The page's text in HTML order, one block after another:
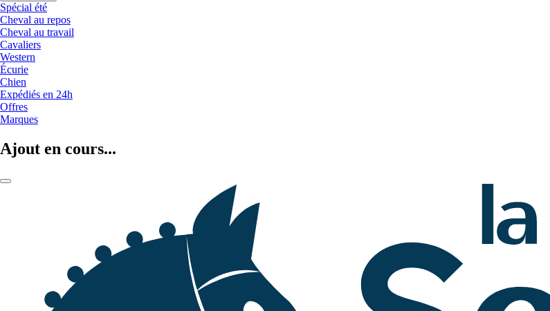
Spécial été
Cheval au repos
Cheval au travail
Cavaliers
Western
Écurie
Chien
Expédiés en 24h
Offres
Marques
Ajout en cours...